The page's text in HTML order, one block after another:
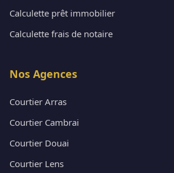
Calculette prêt immobilier
Calculette frais de notaire
Nos Agences
Courtier Arras
Courtier Cambrai
Courtier Douai
Courtier Lens